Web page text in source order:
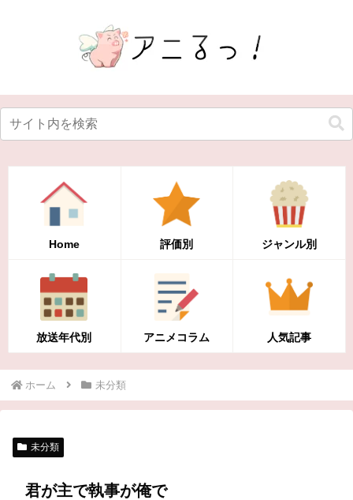
Home 評価別 ジャンル別
放送年代別 アニメコラム 人気記事
ホーム 未分類
未分類
君が主で執事が俺で